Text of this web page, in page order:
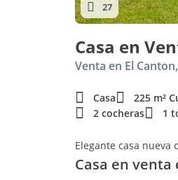
27
Casa en
Venta en El
Casa 225 m²
2 cocheras
1
Casa en venta